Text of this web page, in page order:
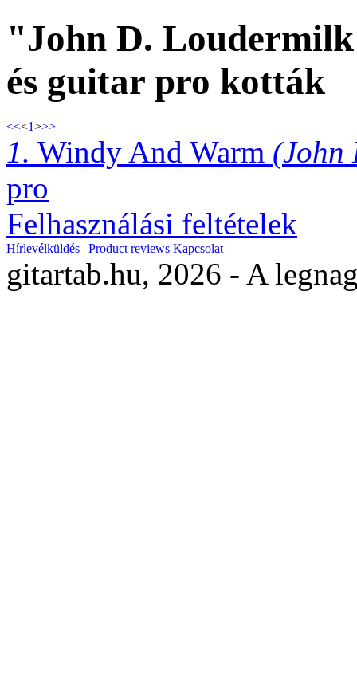
"John D.
és guitar pro kották
<<<1>>>
1. Windy And Warm (John
pro
Felhasználási feltételek
Hírlevélküldés | Product reviews Kapcsolat
gitartab.hu, 2026 - A